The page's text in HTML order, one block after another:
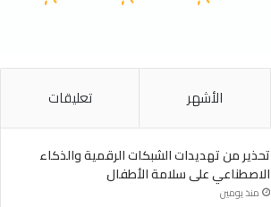
الأشهر تعليقات
تحذير من تهديدات الشبكات الرقمية والذكاء
الاصطناعي على سلامة الأطفال
منذ يومين